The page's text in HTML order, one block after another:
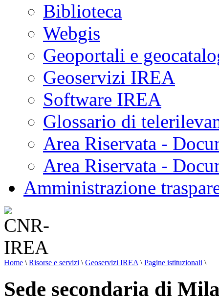
Biblioteca
Webgis
Geoportali e
Geoservizi IREA
Software IREA
Glossario di
Area Riservata -
Area Riservata -
Amministrazione
Home \ Risorse e servizi \ Geoservizi IREA \ Pagine istituzionali \
Sede secondaria di